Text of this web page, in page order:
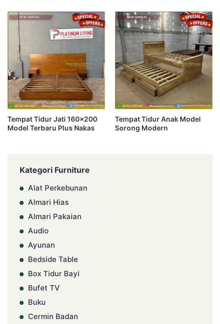
Tempat Tidur Jati 160×200
Model Terbaru Plus Nakas
Tempat Tidur Anak Model
Sorong Modern
Kategori Furniture
Alat Perkebunan
Almari Hias
Almari Pakaian
Audio
Ayunan
Bedside Table
Box Tidur Bayi
Bufet TV
Buku
Cermin Badan